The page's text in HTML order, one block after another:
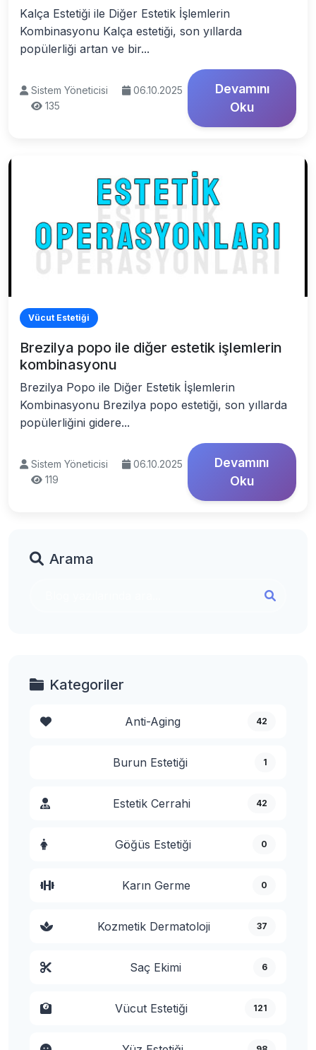
Kalça Estetiği ile Diğer Estetik İşlemlerin
Kombinasyonu Kalça estetiği, son yıllarda
popülerliği artan ve bir...
Sistem Yöneticisi
06.10.2025
135
Devamını
Oku
Vücut Estetiği
Brezilya popo ile diğer estetik işlemlerin
kombinasyonu
Brezilya Popo ile Diğer Estetik İşlemlerin
Kombinasyonu Brezilya popo estetiği, son yıllarda
popülerliğini gidere...
Sistem Yöneticisi
06.10.2025
119
Devamını
Oku
Arama
Kategoriler
Anti-Aging 42
Burun Estetiği 1
Estetik Cerrahi 42
Göğüs Estetiği 0
Karın Germe 0
Kozmetik Dermatoloji 37
Saç Ekimi 6
Vücut Estetiği 121